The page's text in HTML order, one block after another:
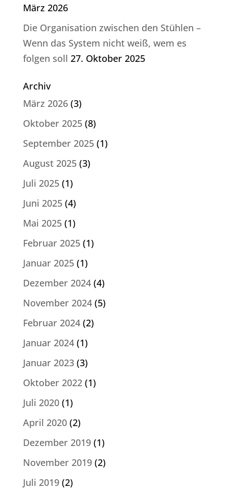
März 2026
Die Organisation zwischen den Stühlen –
Wenn das System nicht weiß, wem es
folgen soll 27. Oktober 2025
Archiv
März 2026(3)
Oktober 2025(8)
September 2025(1)
August 2025(3)
Juli 2025(1)
Juni 2025(4)
Mai 2025(1)
Februar 2025(1)
Januar 2025(1)
Dezember 2024(4)
November 2024(5)
Februar 2024(2)
Januar 2024(1)
Januar 2023(3)
Oktober 2022(1)
Juli 2020(1)
April 2020(2)
Dezember 2019(1)
November 2019(2)
Juli 2019(2)